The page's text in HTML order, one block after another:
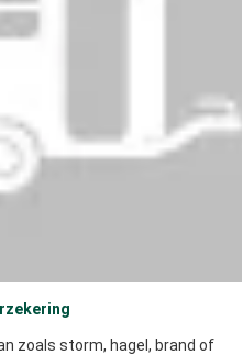
zoals storm, hagel, brand of